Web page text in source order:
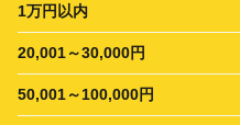
1万円以内
20,001～30,000円
50,001～100,000円